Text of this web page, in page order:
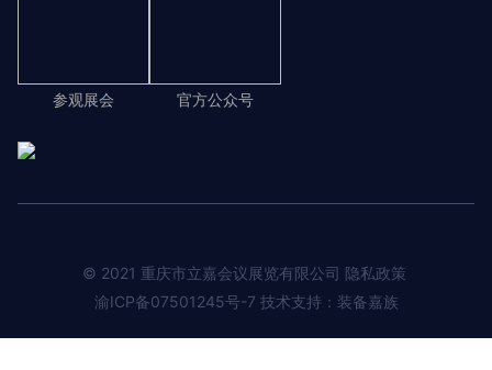
参观展会 官方公众号
© 2021 重庆市立嘉会议展览有限公司 隐私政策
渝ICP备07501245号-7 技术支持：装备嘉族